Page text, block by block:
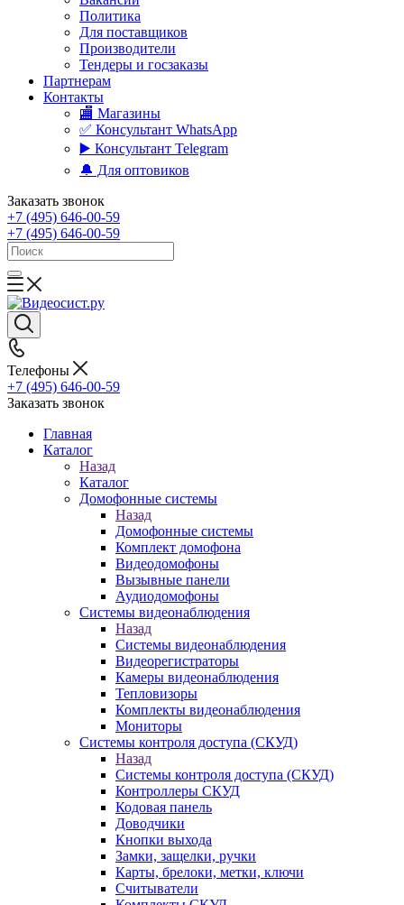
Политика
Для поставщиков
Производители
Тендеры и госзаказы
Партнерам
Контакты
🏬 Магазины
✅️ Консультант WhatsApp
▶️ Консультант Telegram
🔔 Для оптовиков
Заказать звонок
+7 (495) 646-00-59
+7 (495) 646-00-59
Телефоны
+7 (495) 646-00-59
Заказать звонок
Главная
Каталог
Назад
Каталог
Домофонные системы
Назад
Домофонные системы
Комплект домофона
Видеодомофоны
Вызывные панели
Аудиодомофоны
Системы видеонаблюдения
Назад
Системы видеонаблюдения
Видеорегистраторы
Камеры видеонаблюдения
Тепловизоры
Комплекты видеонаблюдения
Мониторы
Системы контроля доступа (СКУД)
Назад
Системы контроля доступа (СКУД)
Контроллеры СКУД
Кодовая панель
Доводчики
Кнопки выхода
Замки, защелки, ручки
Карты, брелоки, метки, ключи
Считыватели